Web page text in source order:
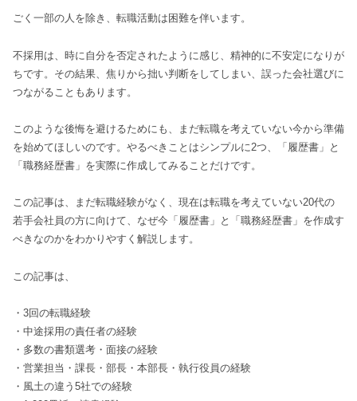
ごく一部の人を除き、転職活動は困難を伴います。
不採用は、時に自分を否定されたように感じ、精神的に不安定になりが
ちです。その結果、焦りから拙い判断をしてしまい、誤った会社選びに
つながることもあります。
このような後悔を避けるためにも、まだ転職を考えていない今から準備
を始めてほしいのです。やるべきことはシンプルに2つ、「履歴書」と
「職務経歴書」を実際に作成してみることだけです。
この記事は、まだ転職経験がなく、現在は転職を考えていない20代の
若手会社員の方に向けて、なぜ今「履歴書」と「職務経歴書」を作成す
べきなのかをわかりやすく解説します。
この記事は、
・3回の転職経験
・中途採用の責任者の経験
・多数の書類選考・面接の経験
・営業担当・課長・部長・本部長・執行役員の経験
・風土の違う5社での経験